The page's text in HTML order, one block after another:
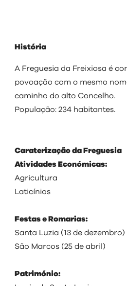
visit
História
A Freguesia da Freixiosa é
povoação com o mesmo
caminho do alto Concelho.
População: 234 habitantes.
Caraterização da Freguesia
Atividades Económicas:
Agricultura
Laticínios
Festas e Romarias:
Santa Luzia (13 de dezembro)
São Marcos (25 de abril)
Património: